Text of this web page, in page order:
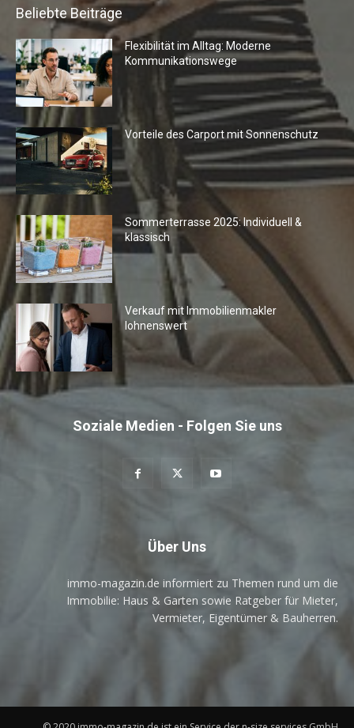
Beliebte Beiträge
Flexibilität im Alltag: Moderne
Kommunikationswege
Vorteile des Carport mit Sonnenschutz
Sommerterrasse 2025: Individuell &
klassisch
Verkauf mit Immobilienmakler
lohnenswert
Soziale Medien - Folgen Sie uns
Über Uns
immo-magazin.de informiert zu Themen rund um die
Immobilie: Haus & Garten sowie Ratgeber für Mieter,
Vermieter, Eigentümer & Bauherren.